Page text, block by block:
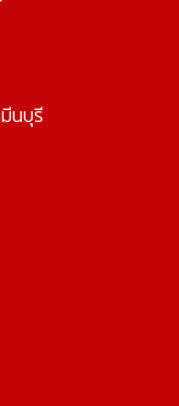
นบุรี